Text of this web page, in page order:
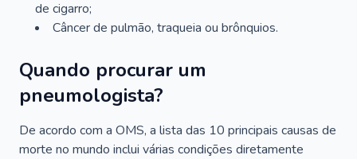
de cigarro;
Câncer de pulmão, traqueia ou brônquios.
Quando procurar um
pneumologista?
De acordo com a OMS, a lista das 10 principais causas de
morte no mundo inclui várias condições diretamente